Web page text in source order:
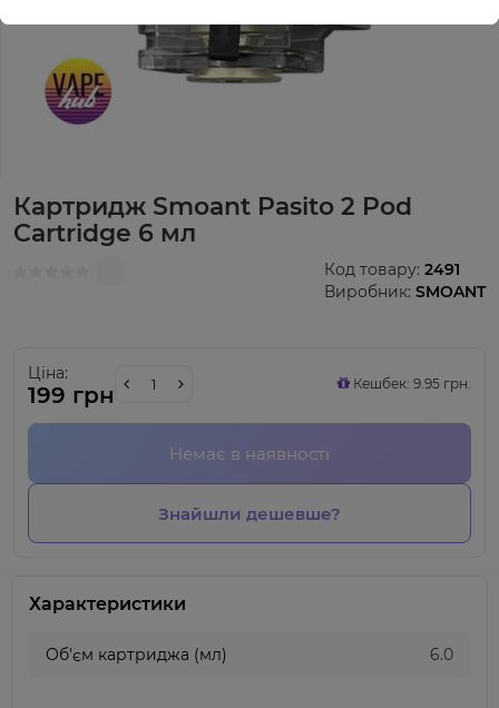
Картридж Smoant Pasito 2 Pod
Cartridge 6 мл
Виробник: SMOANT
Код товару: 2491
Ціна:
199 грн Кешбек: 9.95 грн.
Немає в наявності
Знайшли дешевше?
Характеристики
Об'єм картриджа (мл) 6.0